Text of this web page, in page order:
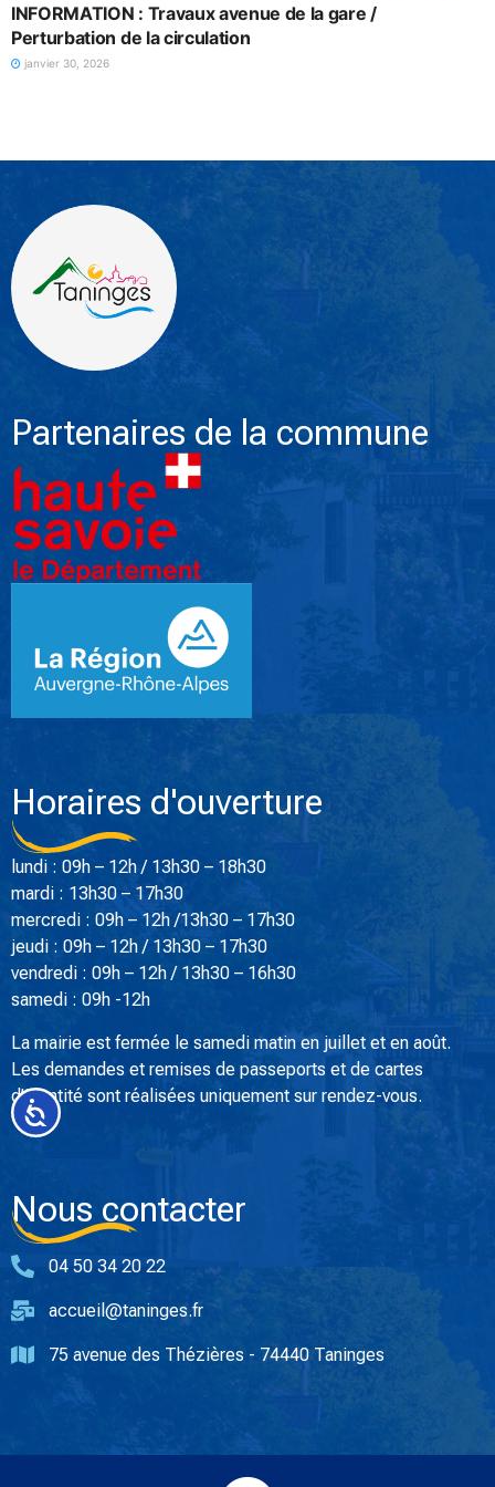
Accessibilité
INFORMATION : Travaux avenue de la gare /
Perturbation de la circulation
janvier 30, 2026
Partenaires de la commune
Horaires d'ouverture
lundi : 09h – 12h / 13h30 – 18h30
mardi : 13h30 – 17h30
mercredi : 09h – 12h /13h30 – 17h30
jeudi : 09h – 12h / 13h30 – 17h30
vendredi : 09h – 12h / 13h30 – 16h30
samedi : 09h -12h
La mairie est fermée le samedi matin en juillet et en août.
Les demandes et remises de passeports et de cartes
d’identité sont réalisées uniquement sur rendez-vous.
Nous contacter
04 50 34 20 22
accueil@taninges.fr
75 avenue des Thézières - 74440 Taninges